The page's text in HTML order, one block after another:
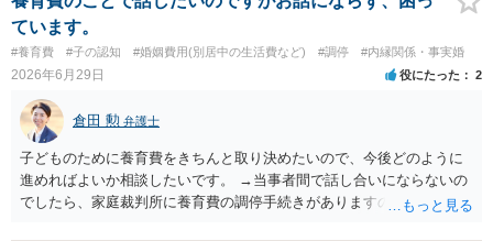
ています。
#養育費 #子の認知 #婚姻費用(別居中の生活費など) #調停 #内縁関係・事実婚
2026年6月29日 役にたった 2
倉田 勲 弁護士
子どものために養育費をきちんと取り決めたいので、今後どのように
進めればよいか相談したいです。 →当事者間で話し合いにならないの
でしたら、家庭裁判所に養育費の調停手続きがありますので、そちら